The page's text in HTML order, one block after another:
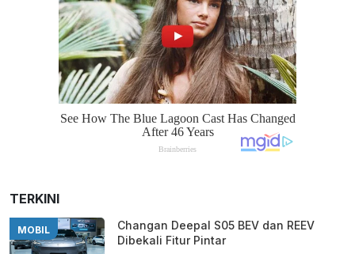
TERKINI
MOBIL
Changan Deepal S05 BEV dan REEV
Dibekali Fitur Pintar